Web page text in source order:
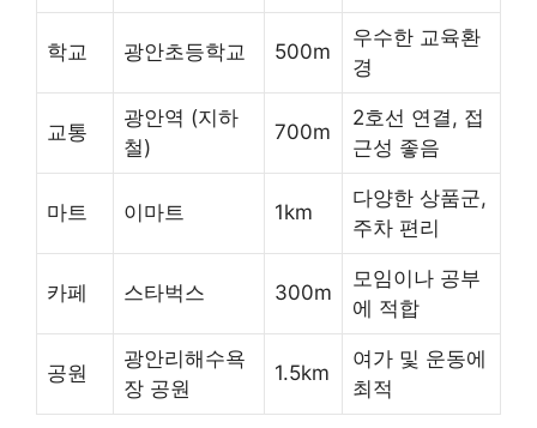
학교 광안초등학교 500m
우수한 교육환
경
교통
광안역 (지하
철)
700m
2호선 연결, 접
근성 좋음
마트 이마트 1km
다양한 상품군,
주차 편리
카페 스타벅스 300m
모임이나 공부
에 적합
공원
광안리해수욕
장 공원
1.5km
여가 및 운동에
최적